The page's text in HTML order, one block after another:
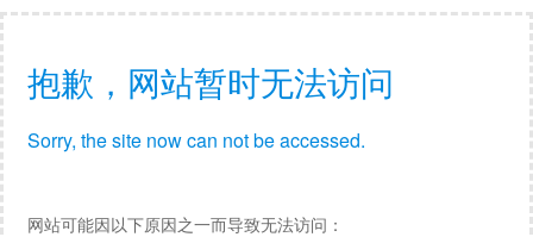
抱歉，网站暂时无法访问
Sorry, the site now can not be accessed.
网站可能因以下原因之一而导致无法访问：